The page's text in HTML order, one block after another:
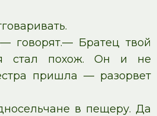
говорят.— Братец твой
стал похож. Он и не
пришла — разорвет
в пещеру. Да